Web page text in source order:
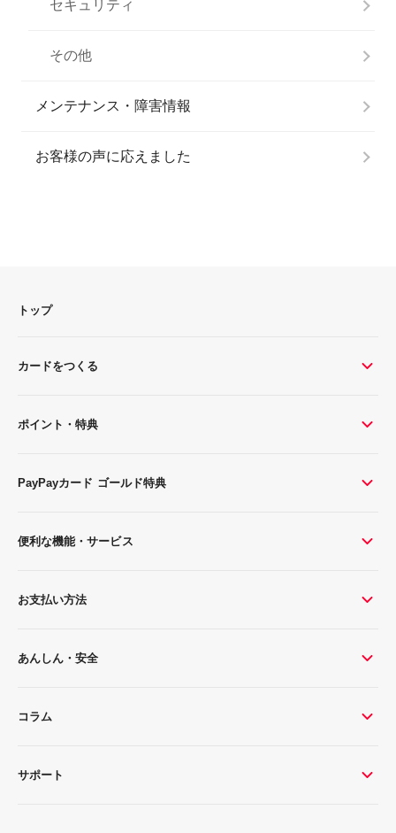
セキュリティ
その他
メンテナンス・障害情報
お客様の声に応えました
トップ
カードをつくる
ポイント・特典
PayPayカード ゴールド特典
便利な機能・サービス
お支払い方法
あんしん・安全
コラム
サポート